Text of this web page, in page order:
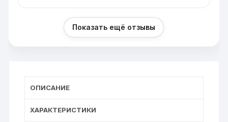
Показать ещё отзывы
ОПИСАНИЕ
ХАРАКТЕРИСТИКИ